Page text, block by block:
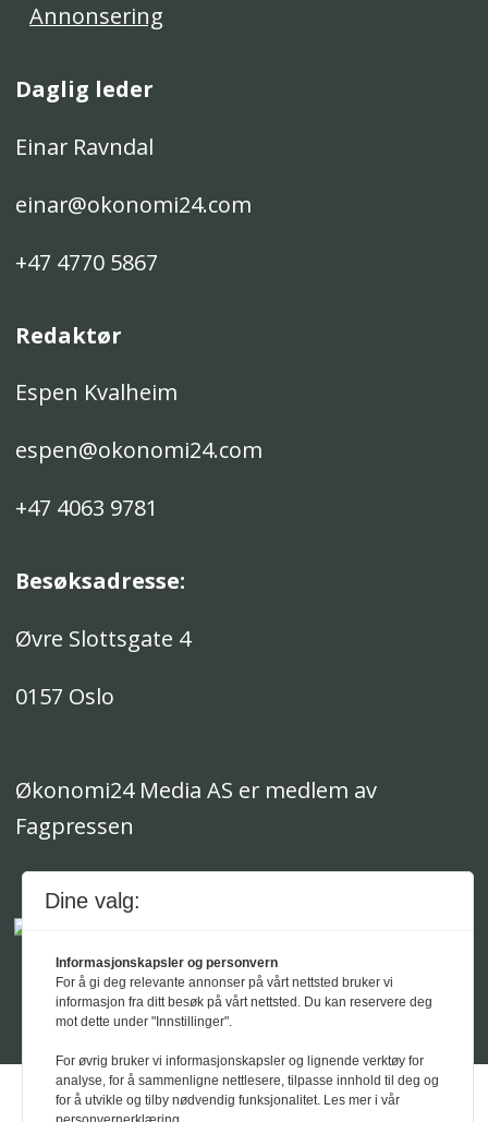
Annonsering
Daglig leder
Einar Ravndal
einar@okonomi24.com
+47 4770 5867
Redaktør
Espen Kvalheim
espen@okonomi24.com
+47 4063 9781
Besøksadresse:
Øvre Slottsgate 4
0157 Oslo
Økonomi24 Media AS er medlem av
Fagpressen
Powered by Labrador CMS
Dine valg:
Informasjonskapsler og personvern
For å gi deg relevante annonser på vårt nettsted bruker vi
informasjon fra ditt besøk på vårt nettsted. Du kan reservere deg
mot dette under "Innstillinger".
For øvrig bruker vi informasjonskapsler og lignende verktøy for
analyse, for å sammenligne nettlesere, tilpasse innhold til deg og
for å utvikle og tilby nødvendig funksjonalitet. Les mer i vår